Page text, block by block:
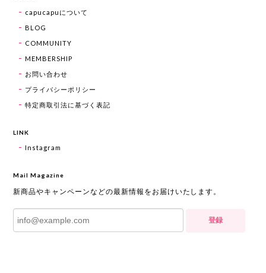
capucapuについて
BLOG
COMMUNITY
MEMBERSHIP
お問い合わせ
プライバシーポリシー
特定商取引法に基づく表記
LINK
Instagram
Mail Magazine
新商品やキャンペーンなどの最新情報をお届けいたします。
登録